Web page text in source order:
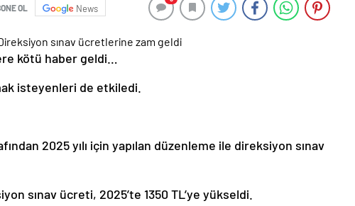
OL News
kötü haber geldi…
isteyenleri de etkiledi.
2025 yılı için yapılan düzenleme ile direksiyon sınav
sınav ücreti, 2025’te 1350 TL’ye yükseldi.